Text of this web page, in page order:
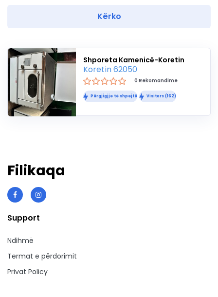
Shporeta Kamenicë-Koretin
Koretin 62050
0 Rekomandime
Përgjigjje të shpejtë Visitors (162)
Filikaqa
Support
Ndihmë
Termat e përdorimit
Privat Policy